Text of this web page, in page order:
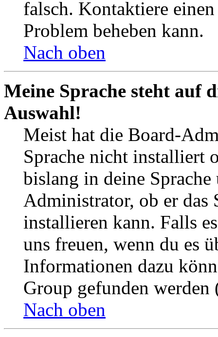
falsch. Kontaktiere
Problem beheben kann.
Nach oben
Meine Sprache steht auf
Auswahl!
Meist hat die Board-
Sprache nicht installiert
bislang in deine
Administrator, ob er das
installieren kann. Falls
uns freuen, wenn du es
Informationen dazu
Group gefunden
Nach oben